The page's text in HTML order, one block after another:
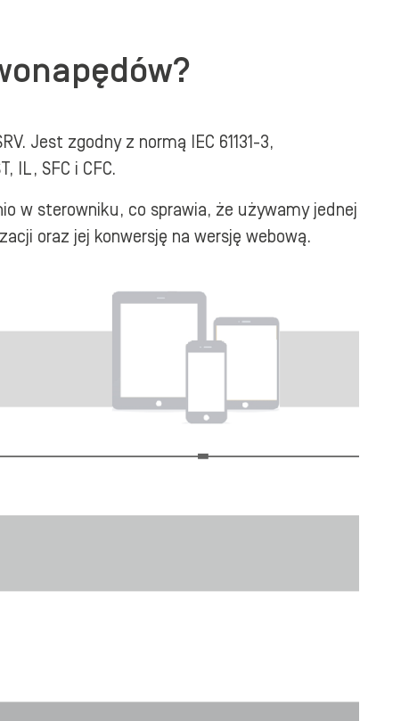
Jest zgodny z normą IEC 61131-3,
IL, SFC i CFC.
w sterowniku, co sprawia, że używamy jednej
oraz jej konwersję na wersję webową.